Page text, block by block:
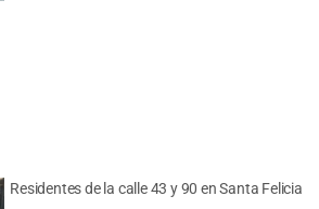
Residentes de la calle 43 y 90 en Santa Felicia